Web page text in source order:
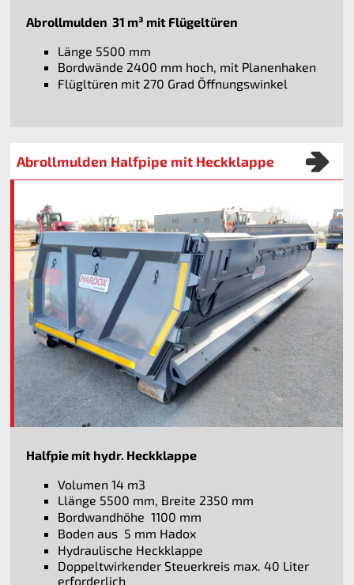
Abrollmulden 31 m³ mit Flügeltüren
Länge 5500 mm
Bordwände 2400 mm hoch, mit Planenhaken
Flügltüren mit 270 Grad Öffnungswinkel
Abrollmulden Halfpipe mit Heckklappe
Halfpie mit hydr. Heckklappe
Volumen 14 m3
Llänge 5500 mm, Breite 2350 mm
Bordwandhöhe 1100 mm
Boden aus 5 mm Hadox
Hydraulische Heckklappe
Doppeltwirkender Steuerkreis max. 40 Liter
erforderlich